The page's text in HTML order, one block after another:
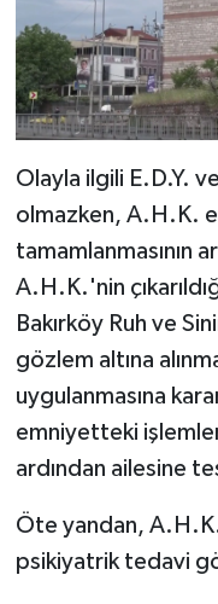
Olayla ilgili E.D.Y.
olmazken, A.H.K.
tamamlanmasının
A.H.K.'nin
Bakırköy Ruh ve
gözlem altına
uygulanmasına
emniyetteki
ardından ailesine
Öte yandan,
psikiyatrik tedavi